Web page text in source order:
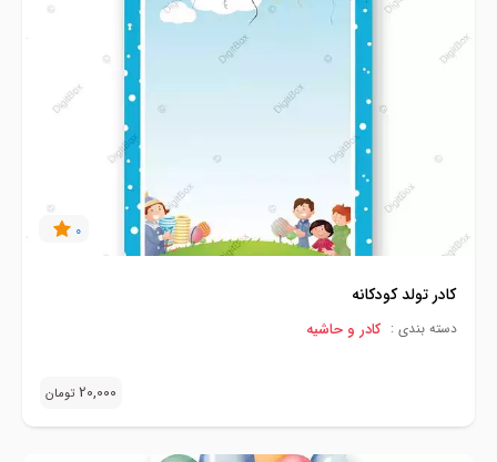
0
کادر تولد کودکانه
دسته بندی : کادر و حاشیه
20,000 تومان